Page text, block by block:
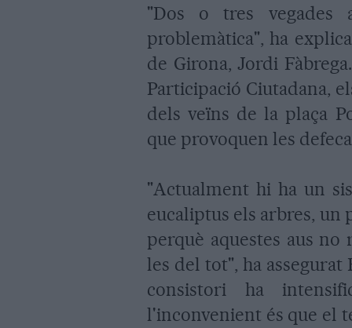
"Dos o tres vegades
problemàtica", ha
de Girona, Jordi
Participació Ciutadana,
dels veïns de la plaça
que provoquen les
"Actualment hi ha un
eucaliptus els arbres, un
perquè aquestes aus
les del tot", ha assegurat
consistori ha
l'inconvenient és que el